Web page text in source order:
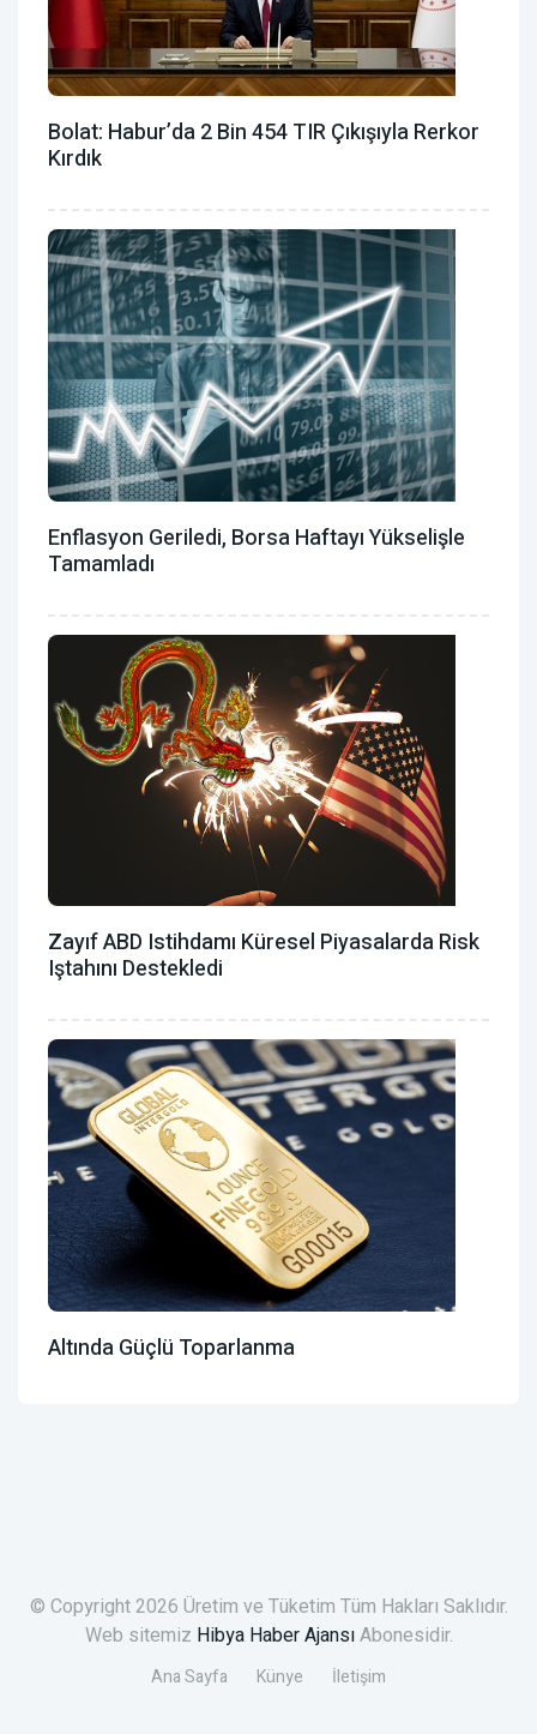
Bolat: Habur’da 2 Bin 454 TIR Çıkışıyla Rerkor
Kırdık
Enflasyon Geriledi, Borsa Haftayı Yükselişle
Tamamladı
Zayıf ABD Istihdamı Küresel Piyasalarda Risk
Iştahını Destekledi
Altında Güçlü Toparlanma
© Copyright 2026 Üretim ve Tüketim Tüm Hakları Saklıdır.
Web sitemiz Hibya Haber AjansıAbonesidir.
Ana Sayfa Künye İletişim